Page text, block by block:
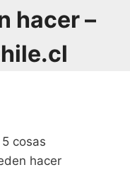
hacer –
cosas
hacer